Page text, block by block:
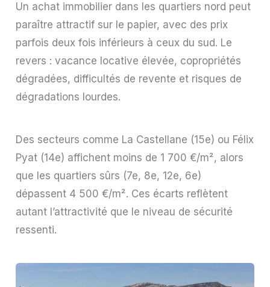
Un achat immobilier dans les quartiers nord peut
paraître attractif sur le papier, avec des prix
parfois deux fois inférieurs à ceux du sud. Le
revers : vacance locative élevée, copropriétés
dégradées, difficultés de revente et risques de
dégradations lourdes.
Des secteurs comme La Castellane (15e) ou Félix
Pyat (14e) affichent moins de 1 700 €/m², alors
que les quartiers sûrs (7e, 8e, 12e, 6e)
dépassent 4 500 €/m². Ces écarts reflètent
autant l’attractivité que le niveau de sécurité
ressenti.